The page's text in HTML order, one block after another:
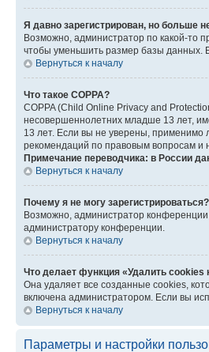
Я давно зарегистрирован, но больше
Возможно, администратор по какой-то
чтобы уменьшить размер базы данных.
Вернуться к началу
Что такое COPPA?
COPPA (Child Online Privacy and
несовершеннолетних младше 13 лет,
13 лет. Если вы не уверены, применимо
рекомендаций по правовым вопросам и
Примечание переводчика: в России
Вернуться к началу
Почему я не могу зарегистрироваться?
Возможно, администратор
администратору конференции.
Вернуться к началу
Что делает функция «Удалить cookies
Она удаляет все созданные cookies,
включена администратором. Если вы
Вернуться к началу
Параметры и настройки